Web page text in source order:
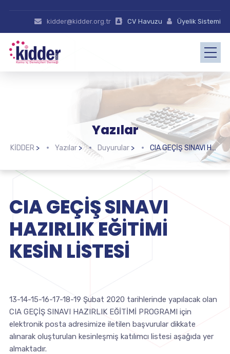
kidder@kidder.org.tr CV Havuzu Üyelik Sistemi
Yazılar
KİDDER > Yazılar> Duyurular> CIA GEÇİŞ SINAVI HAZIRLIK EĞİTİMİ KESİN LİSTESİ
CIA GEÇİŞ SINAVI
HAZIRLIK EĞİTİMİ
KESİN LİSTESİ
13-14-15-16-17-18-19 Şubat 2020 tarihlerinde yapılacak olan
CIA GEÇİŞ SINAVI HAZIRLIK EĞİTİMİ PROGRAMI için
elektronik posta adresimize iletilen başvurular dikkate
alınarak oluşturulan kesinleşmiş katılımcı listesi aşağıda yer
almaktadır.